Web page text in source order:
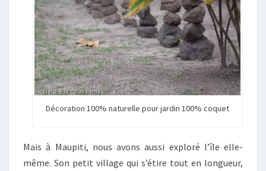
Décoration 100% naturelle pour jardin 100% coquet
Mais à Maupiti, nous avons aussi exploré l’île elle-
même. Son petit village qui s’étire tout en longueur,